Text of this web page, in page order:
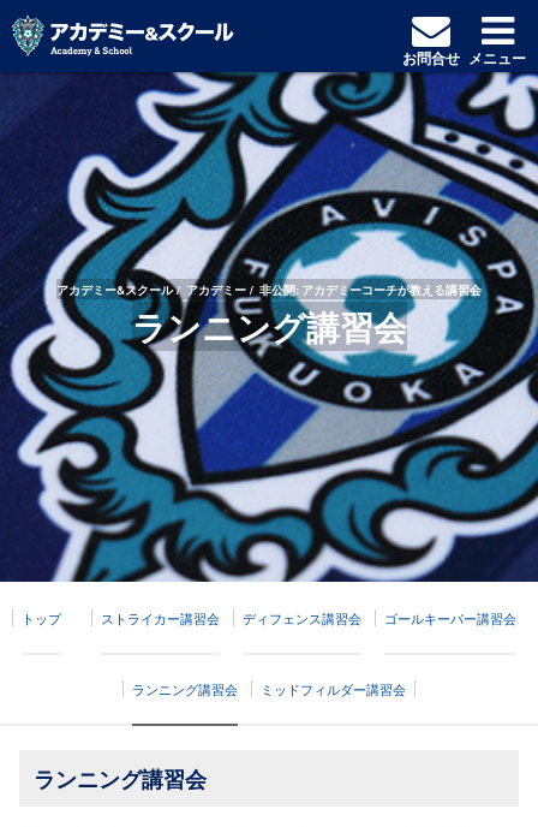
アカデミー&スクール アカデミー 非公開: アカデミーコーチが教える講習会
ランニング講習会
お問合せ メニュー
トップ ストライカー講習会 ディフェンス講習会 ゴールキーパー講習会
ランニング講習会 ミッドフィルダー講習会
ランニング講習会